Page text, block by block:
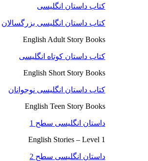
کتاب داستان انگلیسی
کتاب داستان انگلیسی بزرگسالان
English Adult Story Books
کتاب داستان کوتاه انگلیسی
English Short Story Books
کتاب داستان انگلیسی نوجوانان
English Teen Story Books
داستان انگلیسی سطح 1
English Stories – Level 1
داستان انگلیسی سطح 2